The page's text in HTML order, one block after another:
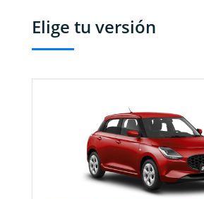
Elige tu versión